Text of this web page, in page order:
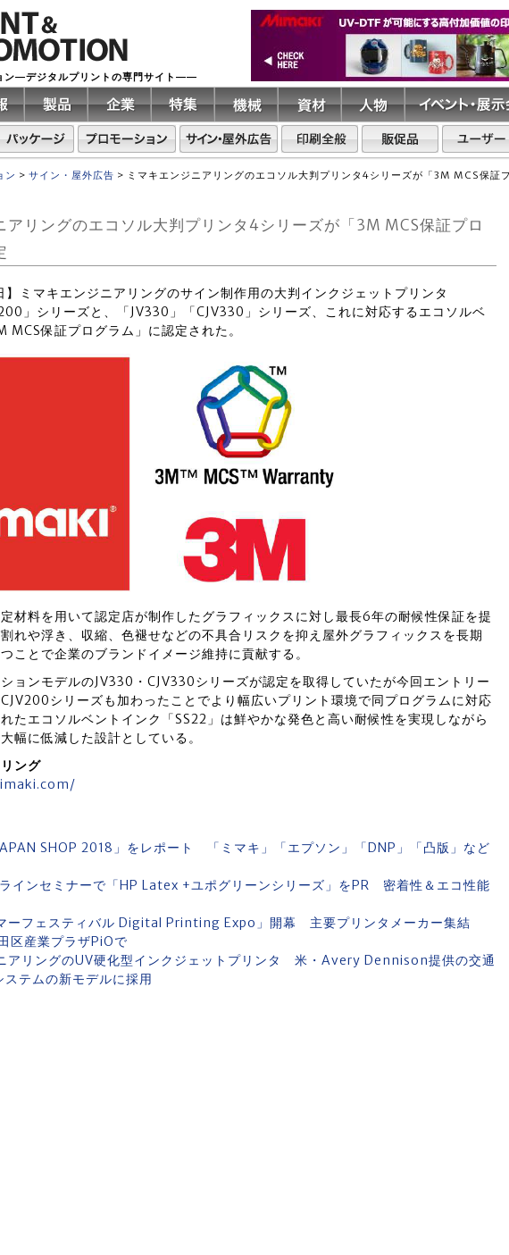
ン―デジタルプリントの専門サイト――
ン > サイン・屋外広告 > ミマキエンジニアリングのエコソル大判プリンタ4シリーズが「3M MCS保証
アリングのエコソル大判プリンタ4シリーズが「3M MCS保証プロ
】ミマキエンジニアリングのサイン制作用の大判インクジェットプリンタ
」シリーズと、「JV330」「CJV330」シリーズ、これに対応するエコソルベ
MCS保証プログラム」に認定された。
材料を用いて認定店が制作したグラフィックスに対し最長6年の耐候性保証を提
れや浮き、収縮、色褪せなどの不具合リスクを抑え屋外グラフィックスを長期
ことで企業のブランドイメージ維持に貢献する。
ョンモデルのJV330・CJV330シリーズが認定を取得していたが今回エントリー
シリーズも加わったことでより幅広いプリント環境で同プログラムに対応
たエコソルベントインク「SS22」は鮮やかな発色と高い耐候性を実現しながら
幅に低減した設計としている。
ング
SHOP 2018」をレポート 「ミマキ」「エプソン」「DNP」「凸版」など
インセミナーで「HP Latex +ユポグリーンシリーズ」をPR 密着性＆エコ性能
マーフェスティバル Digital Printing Expo」開幕 主要プリンタメーカー集結
区産業プラザPiOで
アリングのUV硬化型インクジェットプリンタ 米・Avery Dennison提供の交通
テムの新モデルに採用